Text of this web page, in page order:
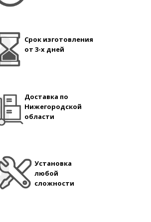
Срок изготовления
от 3-х дней
Доставка по
Нижегородской
области
Установка
любой
сложности